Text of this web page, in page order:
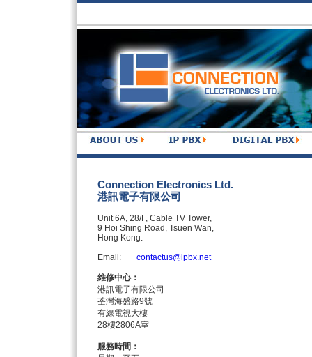
Connection Electronics Ltd.
港訊電子有限公司
Unit 6A, 28/F, Cable TV Tower,
9 Hoi Shing Road, Tsuen Wan,
Hong Kong.
Email:
contactus@ipbx.net
維修中心：
港訊電子有限公司
荃灣海盛路9號
有線電視大樓
28樓2806A室
服務時間：